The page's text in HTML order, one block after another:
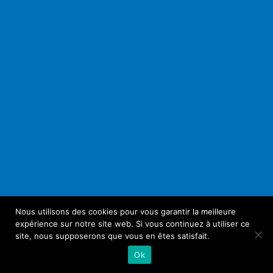
Nous utilisons des cookies pour vous garantir la meilleure
expérience sur notre site web. Si vous continuez à utiliser ce
site, nous supposerons que vous en êtes satisfait.
Ok